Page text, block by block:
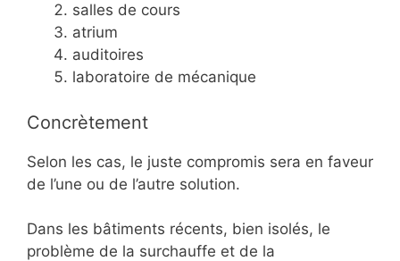
salles de cours
atrium
auditoires
laboratoire de mécanique
Concrètement
Selon les cas, le juste compromis sera en faveur
de l’une ou de l’autre solution.
Dans les bâtiments récents, bien isolés, le
problème de la surchauffe et de la